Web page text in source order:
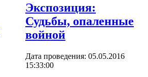
Экспозиция:
Судьбы, опаленные
войной
Дата проведения: 05.05.2016
15:33:00